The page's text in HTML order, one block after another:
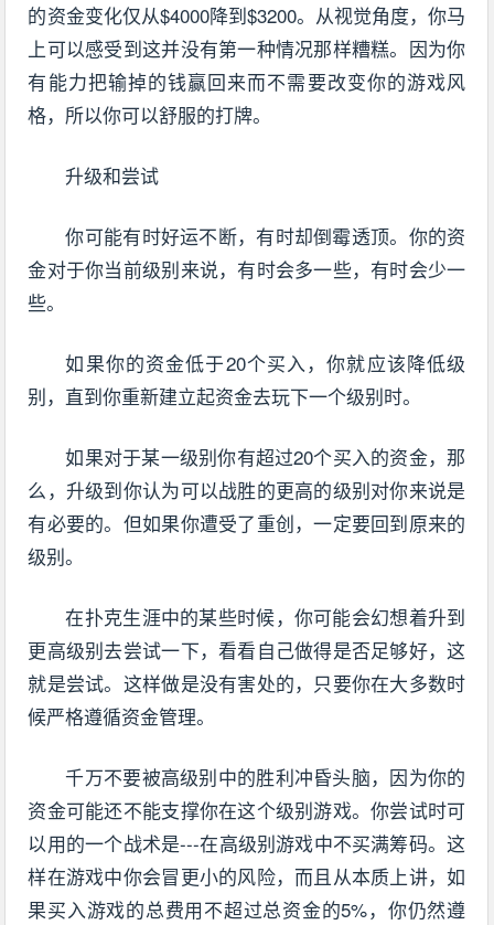
的资金变化仅从$4000降到$3200。从视觉角度，你马
上可以感受到这并没有第一种情况那样糟糕。因为你
有能力把输掉的钱赢回来而不需要改变你的游戏风
格，所以你可以舒服的打牌。
升级和尝试
你可能有时好运不断，有时却倒霉透顶。你的资
金对于你当前级别来说，有时会多一些，有时会少一
些。
如果你的资金低于20个买入，你就应该降低级
别，直到你重新建立起资金去玩下一个级别时。
如果对于某一级别你有超过20个买入的资金，那
么，升级到你认为可以战胜的更高的级别对你来说是
有必要的。但如果你遭受了重创，一定要回到原来的
级别。
在扑克生涯中的某些时候，你可能会幻想着升到
更高级别去尝试一下，看看自己做得是否足够好，这
就是尝试。这样做是没有害处的，只要你在大多数时
候严格遵循资金管理。
千万不要被高级别中的胜利冲昏头脑，因为你的
资金可能还不能支撑你在这个级别游戏。你尝试时可
以用的一个战术是---在高级别游戏中不买满筹码。这
样在游戏中你会冒更小的风险，而且从本质上讲，如
果买入游戏的总费用不超过总资金的5%，你仍然遵